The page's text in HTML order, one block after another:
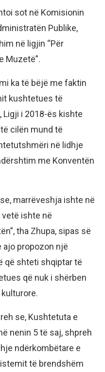
sot në Komisionin
Publike,
në ligjin “Për
Muzetë”.
ka të bëjë me faktin
kushtetues të
Ligji i 2018-ës kishte
cilën mund të
në lidhje
me Konventën
marrëveshja ishte në
ishte në
tha Zhupa, sipas së
ajo propozon një
që shteti shqiptar të
që nuk i shërben
se, Kushtetuta e
nenin 5 të saj, shpreh
ndërkombëtare e
të brendshëm